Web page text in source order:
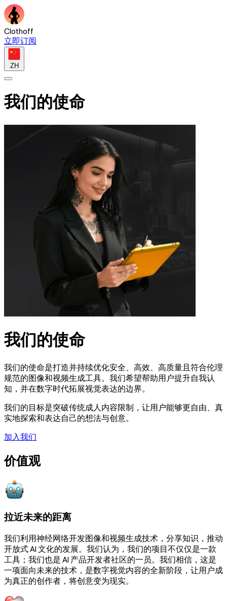
Clothoff
立即订阅
ZH
我们的使命
我们的使命
我们的使命是打造并持续优化安全、高效、高质量且符合伦理
规范的图像和视频生成工具。我们希望帮助用户提升自我认
知，并在数字时代拓展视觉表达的边界。
我们的目标是突破传统成人内容限制，让用户能够更自由、真
实地探索和表达自己的想法与创意。
加入我们
价值观
拉近未来的距离
我们利用神经网络开发图像和视频生成技术，分享知识，推动
开放式 AI 文化的发展。我们认为，我们的项目不仅仅是一款
工具；我们也是 AI 产品开发者社区的一员。我们相信，这是
一项面向未来的技术，是数字视觉内容的全新阶段，让用户成
为真正的创作者，将创意变为现实。